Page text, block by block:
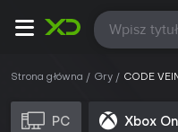
Wszystkie
Strona główna Gry CODE
PC Xbox